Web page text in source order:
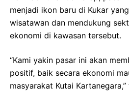
menjadi ikon baru di Kukar
wisatawan dan mendukung
ekonomi di kawasan tersebut.
“Kami yakin pasar ini akan
positif, baik secara ekonomi
masyarakat Kutai